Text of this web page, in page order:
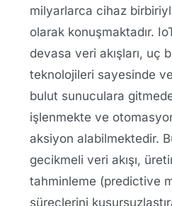
milyarlarca cihaz
olarak konuşmaktadır.
devasa veri akışları, uç
teknolojileri sayesinde
bulut sunuculara
işlenmekte ve
aksiyon alabilmektedir.
gecikmeli veri akışı,
tahminleme (predictive
süreçlerini